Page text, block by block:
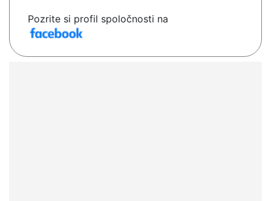
Pozrite si profil spoločnosti na